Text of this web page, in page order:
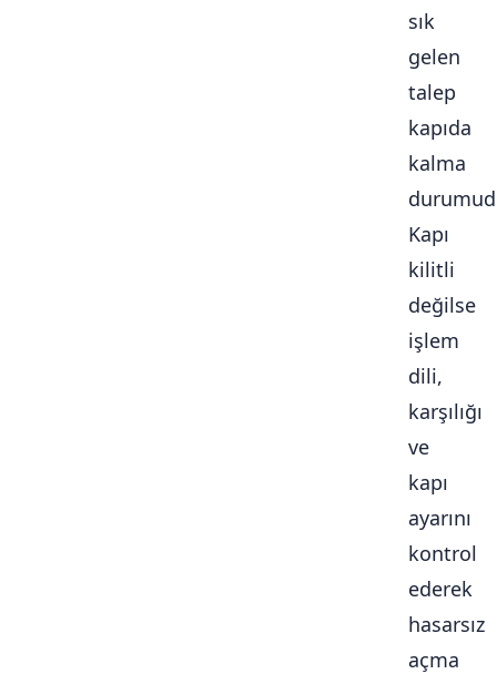
sık
gelen
talep
kapıda
kalma
Kapı
kilitli
değilse
işlem
dili,
karşılığı
ve
kapı
ayarını
kontrol
ederek
hasarsız
açma